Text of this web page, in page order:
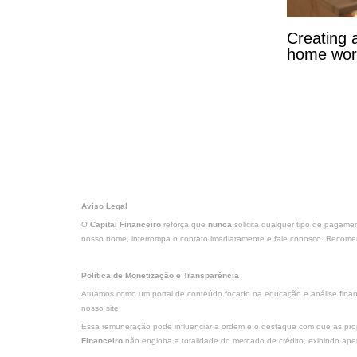
Creating
home
Aviso Legal
O Capital Financeiro reforça que nunca solicita qualquer tipo de
nosso nome, interrompa o contato imediatamente e fale conosco.
Política de Monetização e Transparência
Atuamos como um portal de conteúdo focado na educação e análise
nosso site.
Essa remuneração pode influenciar a ordem e o destaque com que as
Financeiro não engloba a totalidade do mercado de crédito, exibindo